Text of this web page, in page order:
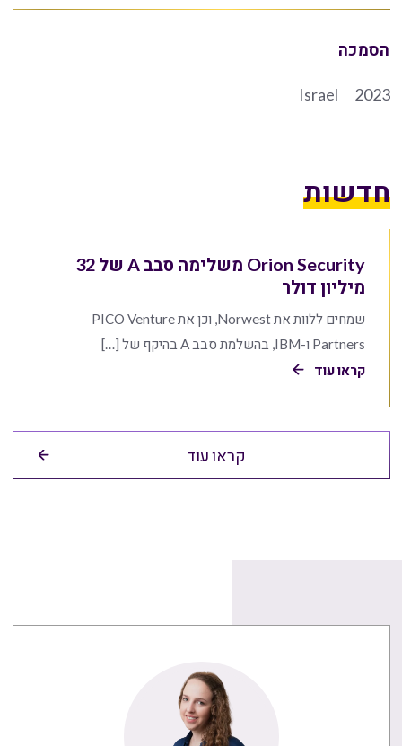
הסמכה
2023
Israel
חדשות
Orion Security משלימה סבב A של 32
מיליון דולר
שמחים ללוות את Norwest, וכן את PICO Venture
Partners ו-IBM, בהשלמת סבב A בהיקף של […]
קראו עוד
קראו עוד